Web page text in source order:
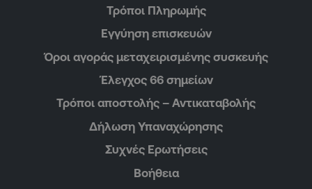
Τρόποι Πληρωμής
Εγγύηση επισκευών
Όροι αγοράς μεταχειρισμένης συσκευής
Έλεγχος 66 σημείων
Τρόποι αποστολής – Αντικαταβολής
Δήλωση Υπαναχώρησης
Συχνές Ερωτήσεις
Βοήθεια